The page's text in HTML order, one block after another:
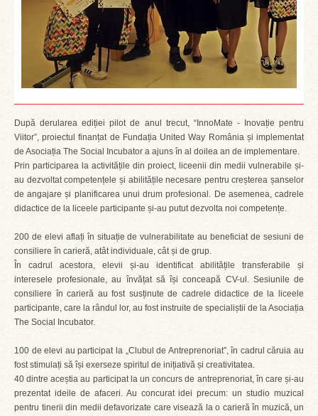
După derularea ediției pilot de anul trecut, “InnoMate - Inovație pentru
Viitor”, proiectul finanțat de Fundația United Way România și implementat
de Asociația The Social Incubator a ajuns în al doilea an de implementare.
Prin participarea la activitățile din proiect, liceenii din medii vulnerabile și-
au dezvoltat competențele și abilitățile necesare pentru creșterea șanselor
de angajare și planificarea unui drum profesional. De asemenea, cadrele
didactice de la liceele participante și-au putut dezvolta noi competențe.
200 de elevi aflați în situație de vulnerabilitate au beneficiat de sesiuni de
consiliere în carieră, atât individuale, cât și de grup.
În cadrul acestora, elevii și-au identificat abilitățile transferabile și
interesele profesionale, au învățat să își conceapă CV-ul. Sesiunile de
consiliere în carieră au fost susținute de cadrele didactice de la liceele
participante, care la rândul lor, au fost instruite de specialiștii de la Asociația
The Social Incubator.
100 de elevi au participat la „Clubul de Antreprenoriat”, în cadrul căruia au
fost stimulați să își exerseze spiritul de inițiativă și creativitatea.
40 dintre aceștia au participat la un concurs de antreprenoriat, în care și-au
prezentat ideile de afaceri. Au concurat idei precum: un studio muzical
pentru tinerii din medii defavorizate care visează la o carieră în muzică, un